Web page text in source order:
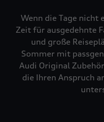
Wenn die Tage nicht
Zeit für ausgedehnte
und große
Sommer mit
Audi Original
die Ihren Anspruch